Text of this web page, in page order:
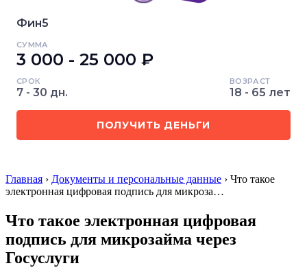
Фин5
СУММА
3 000 - 25 000 ₽
СРОК
7 - 30 дн.
ВОЗРАСТ
18 - 65 лет
ПОЛУЧИТЬ ДЕНЬГИ
Главная › Документы и персональные данные › Что такое
электронная цифровая подпись для микроза…
Что такое электронная цифровая
подпись для микрозайма через
Госуслуги